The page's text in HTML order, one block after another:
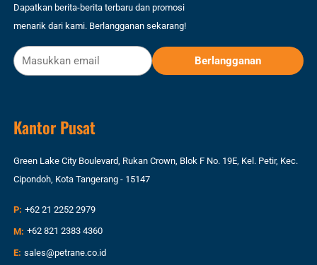
Dapatkan berita-berita terbaru dan promosi
menarik dari kami. Berlangganan sekarang!
Kantor Pusat
Green Lake City Boulevard, Rukan Crown, Blok F No. 19E, Kel. Petir, Kec.
Cipondoh, Kota Tangerang - 15147
P: +62 21 2252 2979
M: +62 821 2383 4360
E: sales@petrane.co.id